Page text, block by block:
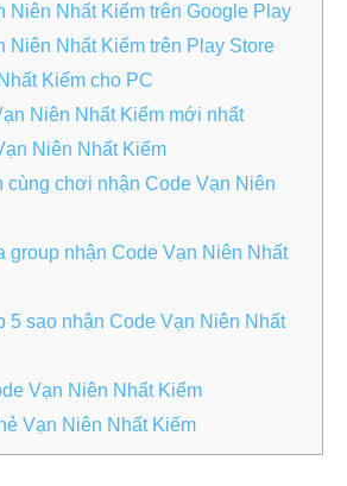
Niên Nhất Kiếm trên Google Play
Niên Nhất Kiếm trên Play Store
Kiếm cho PC
Niên Nhất Kiếm mới nhất
Niên Nhất Kiếm
cùng chơi nhận Code Vạn Niên
group nhận Code Vạn Niên Nhất
5 sao nhận Code Vạn Niên Nhất
Vạn Niên Nhất Kiếm
Vạn Niên Nhất Kiếm